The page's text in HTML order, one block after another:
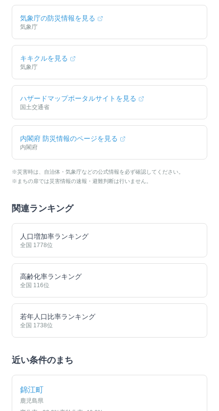
気象庁の防災情報を見る
気象庁
キキクルを見る
気象庁
ハザードマップポータルサイトを見る
国土交通省
内閣府 防災情報のページを見る
内閣府
※災害時は、自治体・気象庁などの公式情報を必ず確認してください。
※まちの扉では災害情報の速報・避難判断は行いません。
関連ランキング
人口増加率ランキング
全国 1778位
高齢化率ランキング
全国 116位
若年人口比率ランキング
全国 1738位
近い条件のまち
錦江町
鹿児島県